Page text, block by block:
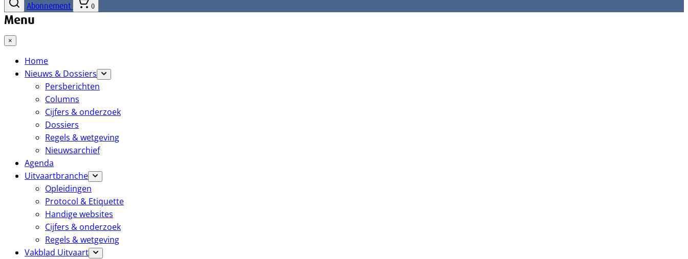
Abonnement 0
Menu
×
Home
Nieuws & Dossiers
Persberichten
Columns
Cijfers & onderzoek
Dossiers
Regels & wetgeving
Nieuwsarchief
Agenda
Uitvaartbranche
Opleidingen
Protocol & Etiquette
Handige websites
Cijfers & onderzoek
Regels & wetgeving
Vakblad Uitvaart